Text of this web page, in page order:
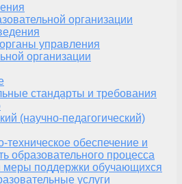
организации
управления
организации
стандарты и требования
(научно-педагогический)
техническое обеспечение и
образовательного процесса
меры поддержки обучающихся
услуги